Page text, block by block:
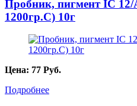
Пробник, пигмент IC 12/
1200гр.С) 10г
Цена: 77 Руб.
Подробнее